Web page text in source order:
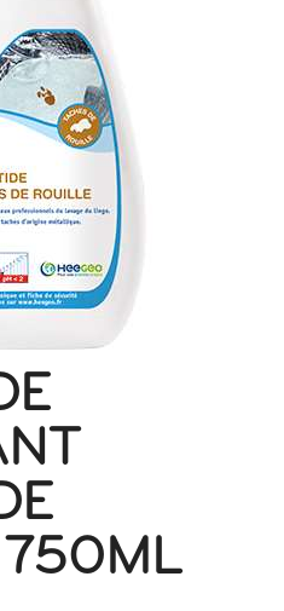
750ML